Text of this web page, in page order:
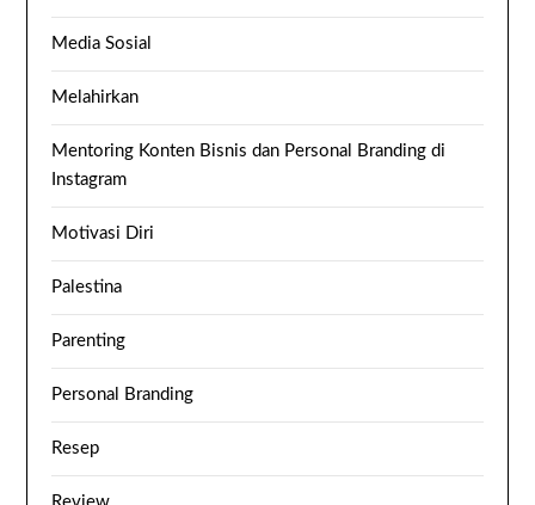
Media Sosial
Melahirkan
Mentoring Konten Bisnis dan Personal Branding di
Instagram
Motivasi Diri
Palestina
Parenting
Personal Branding
Resep